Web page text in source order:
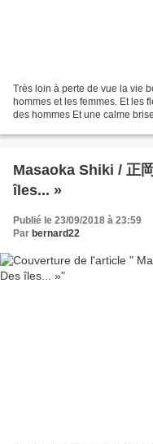
Très loin à perte de vue la vie
hommes et les femmes. Et les
des hommes Et une calme
Masaoka Shiki / 正
îles... »
Publié le 23/09/2018 à 23:59
Par bernard22